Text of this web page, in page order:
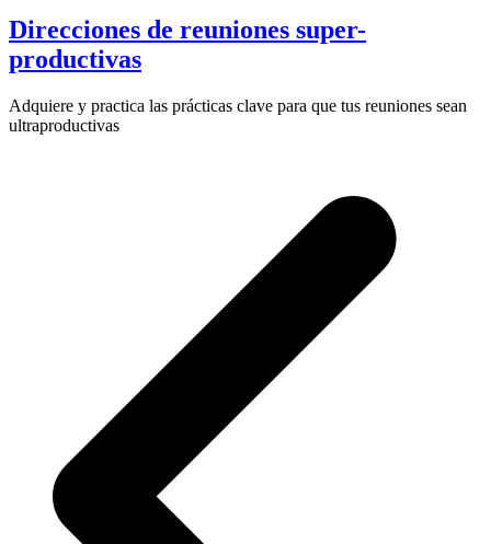
Direcciones de reuniones super-
productivas
Adquiere y practica las prácticas clave para que tus reuniones sean
ultraproductivas